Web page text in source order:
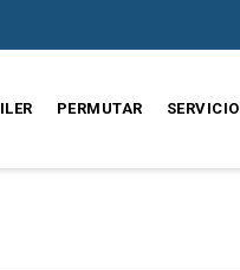
PERMUTAR SERVICIO